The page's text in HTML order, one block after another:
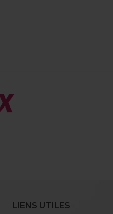
LIENS UTILES